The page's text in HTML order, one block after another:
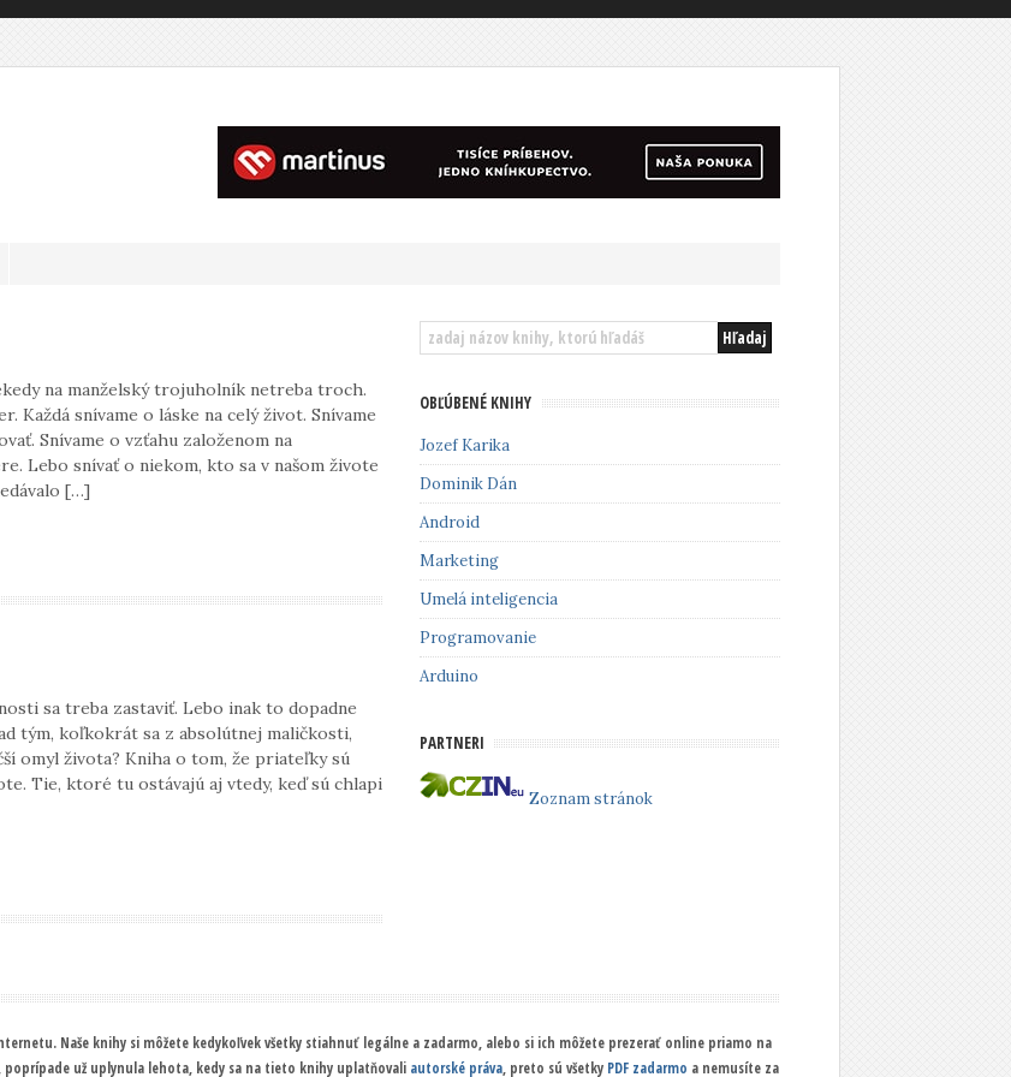
na manželský trojuholník netreba troch.
Každá snívame o láske na celý život. Snívame
Snívame o vzťahu založenom na
Lebo snívať o niekom, kto sa v našom živote
[…]
sa treba zastaviť. Lebo inak to dopadne
tým, koľkokrát sa z absolútnej maličkosti,
omyl života? Kniha o tom, že priateľky sú
Tie, ktoré tu ostávajú aj vtedy, keď sú chlapi
OBĽÚBENÉ KNIHY
Jozef Karika
Dominik Dán
Android
Marketing
Umelá inteligencia
Programovanie
Arduino
PARTNERI
Zoznam stránok
Naše knihy si môžete kedykoľvek všetky stiahnuť legálne a zadarmo, alebo si ich môžete prezerať online priamo na
už uplynula lehota, kedy sa na tieto knihy uplatňovali autorské práva, preto sú všetky PDF zadarmo a nemusíte za